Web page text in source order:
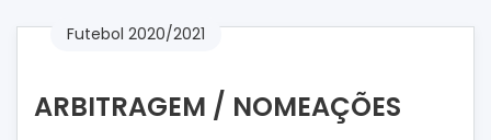
Futebol 2020/2021
ARBITRAGEM / NOMEAÇÕES